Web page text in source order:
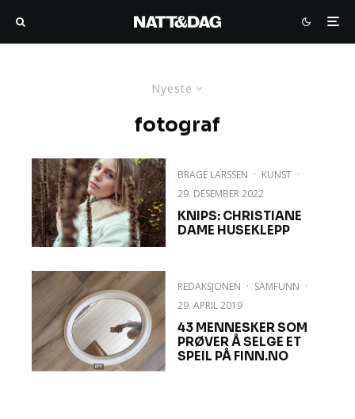
Nyeste
fotograf
BRAGE LARSSEN · KUNST ·
29. DESEMBER 2022
KNIPS: CHRISTIANE
DAME HUSEKLEPP
REDAKSJONEN · SAMFUNN ·
29. APRIL 2019
43 MENNESKER SOM
PRØVER Å SELGE ET
SPEIL PÅ FINN.NO